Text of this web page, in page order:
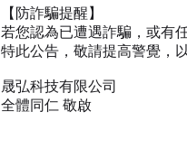
【防詐騙提醒】
若您認為已遭遇詐騙，或有
特此公告，敬請提高警覺，
晟弘科技有限公司
全體同仁 敬啟